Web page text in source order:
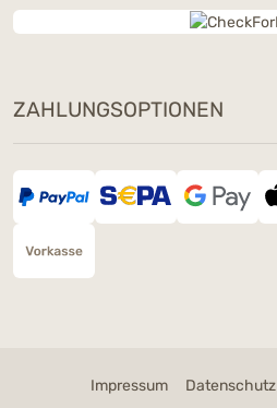
ZAHLUNGSOPTIONEN
Impressum Datenschutz